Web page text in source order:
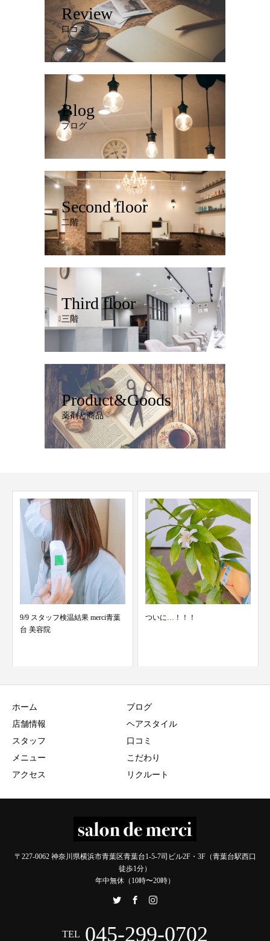
Review
口コミ
Blog
ブログ
Second floor
二階
Third floor
三階
Product&Goods
薬剤と商品
ついに…！！！
おにゅーのiPhoneにしてしまい
ホーム
店舗情報
スタッフ
メニュー
アクセス
ブログ
ヘアスタイル
口コミ
こだわり
リクルート
〒227-0062 神奈川県横浜市青葉区青葉台1-5-7司ビル2F・3F（青葉台駅西口
徒歩1分）
年中無休（10時〜20時）
TEL 045-299-0702